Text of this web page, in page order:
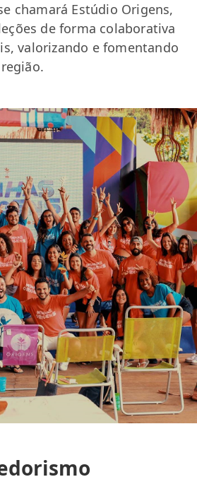
chamará Estúdio Origens,
de forma colaborativa
valorizando e fomentando